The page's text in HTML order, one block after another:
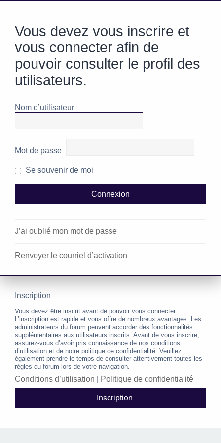
Vous devez vous inscrire et
vous connecter afin de
pouvoir consulter le profil des
utilisateurs.
Nom d’utilisateur
Mot de passe
Se souvenir de moi
J’ai oublié mon mot de passe
Renvoyer le courriel d’activation
Inscription
Vous devez être inscrit avant de pouvoir vous connecter.
L’inscription est rapide et vous offre de nombreux avantages. Les
administrateurs du forum peuvent accorder des fonctionnalités
supplémentaires aux utilisateurs inscrits. Avant de vous inscrire,
assurez-vous d’avoir pris connaissance de nos conditions
d’utilisation et de notre politique de confidentialité. Veuillez
également prendre le temps de consulter attentivement toutes les
règles du forum lors de votre navigation.
Conditions d’utilisation Politique de confidentialité
Inscription